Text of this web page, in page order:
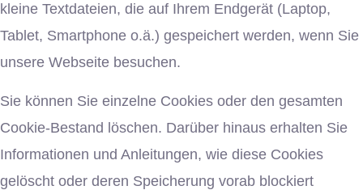
kleine Textdateien, die auf Ihrem Endgerät (Laptop,
Tablet, Smartphone o.ä.) gespeichert werden, wenn Sie
unsere Webseite besuchen.
Sie können Sie einzelne Cookies oder den gesamten
Cookie-Bestand löschen. Darüber hinaus erhalten Sie
Informationen und Anleitungen, wie diese Cookies
gelöscht oder deren Speicherung vorab blockiert